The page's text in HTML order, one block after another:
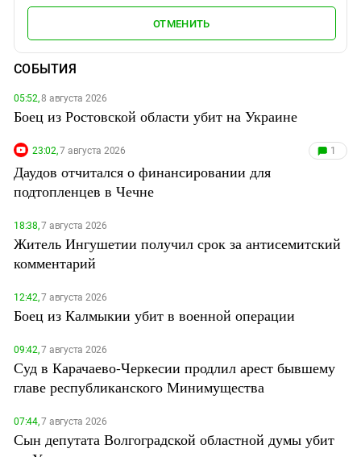
ОТМЕНИТЬ
СОБЫТИЯ
05:52,8 августа 2026
Боец из Ростовской области убит на Украине
23:02,7 августа 2026 1
Даудов отчитался о финансировании для
подтопленцев в Чечне
18:38,7 августа 2026
Житель Ингушетии получил срок за антисемитский
комментарий
12:42,7 августа 2026
Боец из Калмыкии убит в военной операции
09:42,7 августа 2026
Суд в Карачаево-Черкесии продлил арест бывшему
главе республиканского Минимущества
07:44,7 августа 2026
Сын депутата Волгоградской областной думы убит